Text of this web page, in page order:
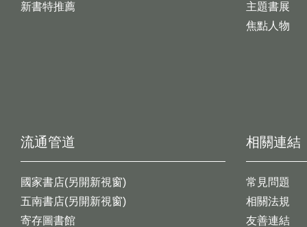
新書特推薦
主題書展
焦點人物
流通管道
國家書店(另開新視窗)
五南書店(另開新視窗)
寄存圖書館
相關連結
常見問題
相關法規
友善連結